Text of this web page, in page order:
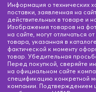
Информация о технических
поставки, заявленная на
действительных в товаре и
Изображения товаров на
на сайте, могут отличаться
товара, указанная в
фактической к моменту
товар. Убедительная
Перед покупкой, сверяйте
на официальном сайте
спецификацию конкретной
компании. Подтверждением